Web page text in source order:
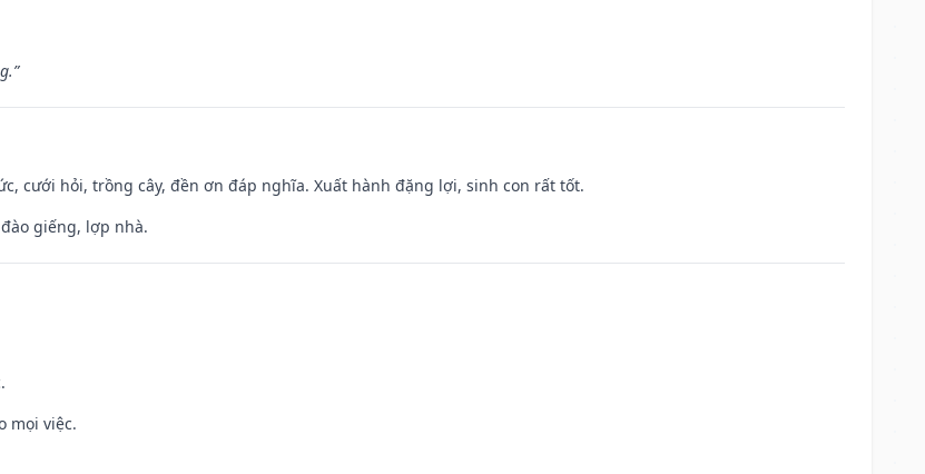
cưới hỏi, trồng cây, đền ơn đáp nghĩa. Xuất hành đặng lợi, sinh con rất tốt.
giếng, lợp nhà.
mọi việc.